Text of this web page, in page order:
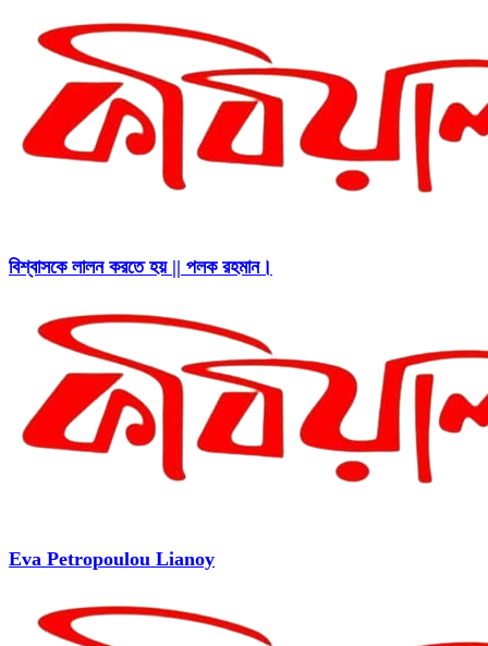
বিশ্বাসকে লালন করতে হয় || পলক রহমান।
Eva Petropoulou Lianoy